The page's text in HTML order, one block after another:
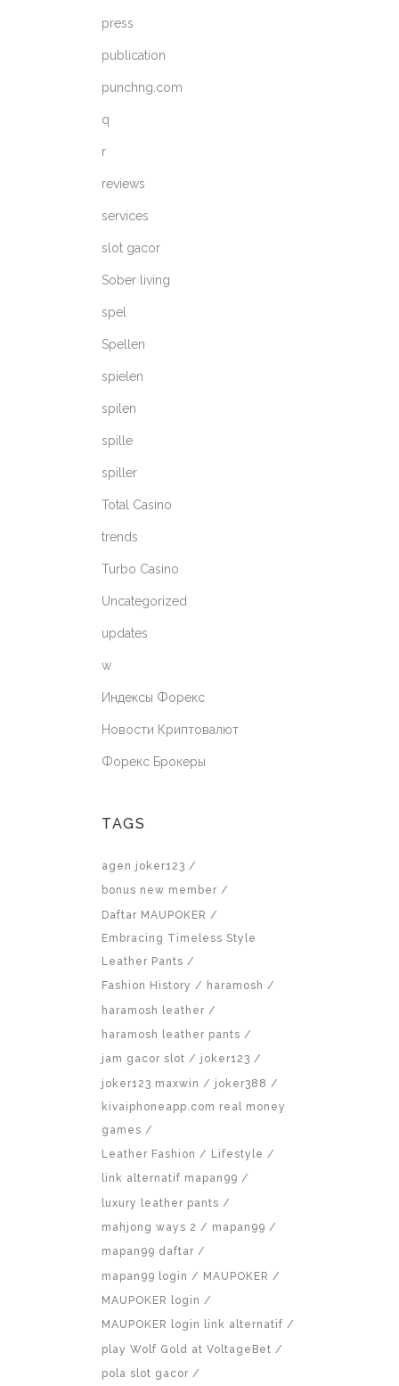
press
publication
punchng.com
q
r
reviews
services
slot gacor
Sober living
spel
Spellen
spielen
spilen
spille
spiller
Total Casino
trends
Turbo Casino
Uncategorized
updates
w
Индексы Форекс
Новости Криптовалют
Форекс Брокеры
TAGS
agen joker123
bonus new member
Daftar MAUPOKER
Embracing Timeless Style
Leather Pants
Fashion History
haramosh
haramosh leather
haramosh leather pants
jam gacor slot
joker123
joker123 maxwin
joker388
kivaiphoneapp.com real money
games
Leather Fashion
Lifestyle
link alternatif mapan99
luxury leather pants
mahjong ways 2
mapan99
mapan99 daftar
mapan99 login
MAUPOKER
MAUPOKER login
MAUPOKER login link alternatif
play Wolf Gold at VoltageBet
pola slot gacor